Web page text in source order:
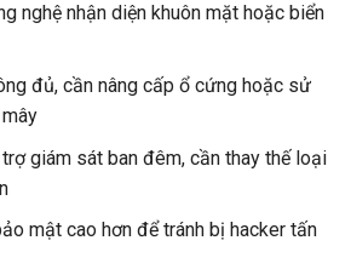
nghệ nhận diện khuôn mặt hoặc biển
đủ, cần nâng cấp ổ cứng hoặc sử
giám sát ban đêm, cần thay thế loại
mật cao hơn để tránh bị hacker tấn